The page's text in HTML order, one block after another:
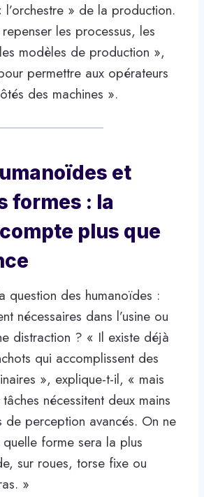
l’orchestre » de la production.
les processus, les
modèles de production »,
permettre aux opérateurs
des machines ».
et
formes : la
plus que
question des humanoïdes :
nécessaires dans l’usine ou
distraction ? « Il existe déjà
qui accomplissent des
», explique-t-il, « mais
nécessitent deux mains
de perception avancés. On ne
forme sera la plus
sur roues, torse fixe ou
»